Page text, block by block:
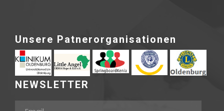
Unsere Patnerorganisationen
NEWSLETTER